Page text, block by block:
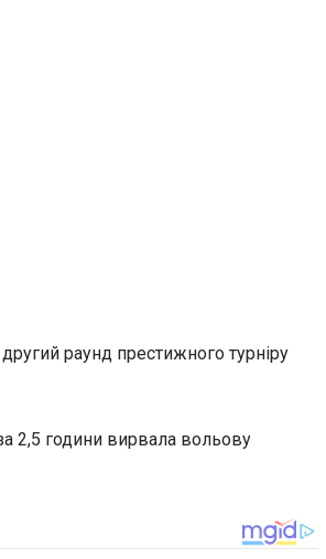
раунд престижного турніру
2,5 години вирвала вольову